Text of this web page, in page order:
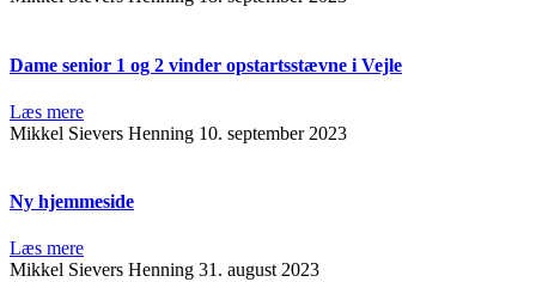
Dame senior 1 og 2 vinder opstartsstævne i Vejle
Læs mere
Mikkel Sievers Henning 10. september 2023
Ny hjemmeside
Læs mere
Mikkel Sievers Henning 31. august 2023